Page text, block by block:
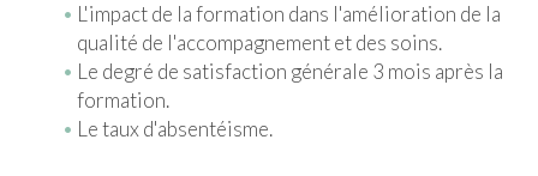
L'impact de la formation dans l'amélioration de la
qualité de l'accompagnement et des soins.
Le degré de satisfaction générale 3 mois après la
formation.
Le taux d'absentéisme.